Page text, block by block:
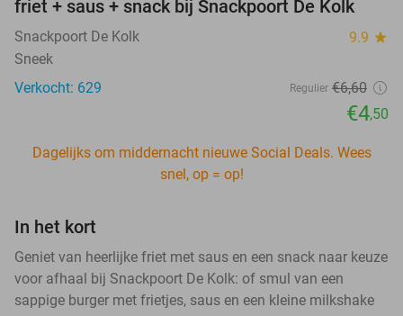
friet + saus + snack bij Snackpoort De Kolk
Snackpoort De Kolk 9.9 star
Sneek
Verkocht: 629
Regulier €6,60
€4,50
Dagelijks om middernacht nieuwe Social Deals. Wees
snel, op = op!
In het kort
Geniet van heerlijke friet met saus en een snack naar keuze
voor afhaal bij Snackpoort De Kolk: of smul van een
sappige burger met frietjes, saus en een kleine milkshake